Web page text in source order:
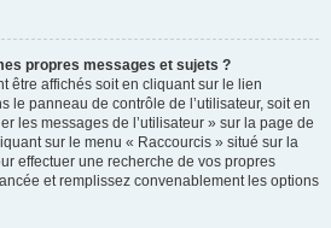
propres messages et sujets ?
être affichés soit en cliquant sur le lien
le panneau de contrôle de l’utilisateur, soit en
les messages de l’utilisateur » sur la page de
sur le menu « Raccourcis » situé sur la
effectuer une recherche de vos propres
et remplissez convenablement les options